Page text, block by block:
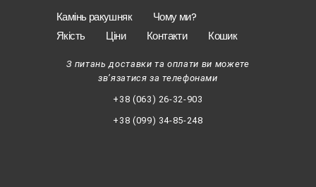
Камінь ракушняк
Чому ми?
Якість
Ціни Контакти Кошик
З питань доставки та оплати ви можете
зв’язатися за телефонами
+38 (063) 26-32-903
+38 (099) 34-85-248